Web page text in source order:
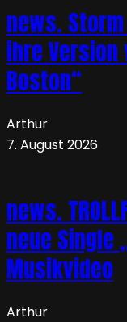
news.
ihre Version
Boston“
Arthur
7. August 2026
news.
neue Single
Musikvideo
Arthur